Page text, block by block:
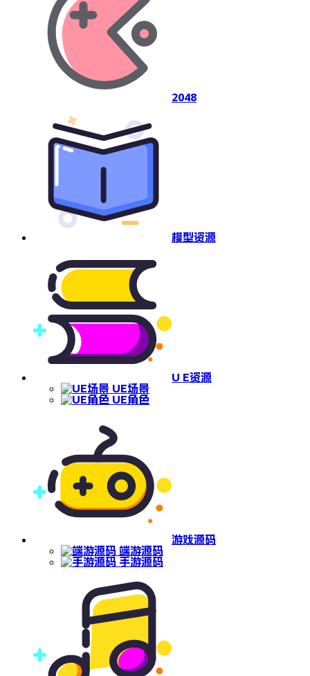
2048
模型资源
U E资源
UE场景
UE角色
游戏源码
端游源码
手游源码